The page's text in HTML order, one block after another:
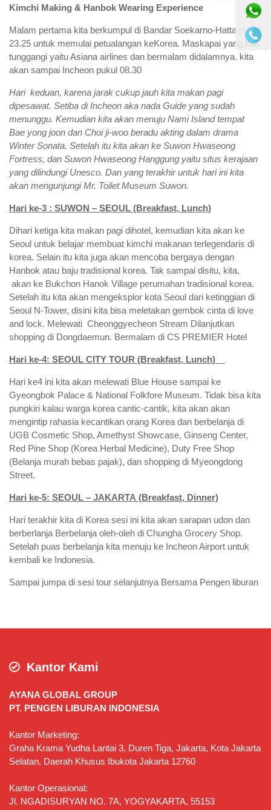
Kimchi Making & Hanbok Wearing Experience
Malam pertama kita berkumpul di Bandar Soekarno-Hatta pukul
23.25 untuk memulai petualangan keKorea. Maskapai yang kita
tunggangi yaitu Asiana airlines dan bermalam didalamnya. kita
akan sampai Incheon pukul 08.30
Hari keduan, karena jarak cukup jauh kita makan pagi
dipesawat. Setiba di Incheon aka nada Guide yang sudah
menunggu. Kemudian kita akan menuju Nami Island tempat
Bae yong joon dan Choi ji-woo beradu akting dalam drama
Winter Sonata. Setelah itu kita akan ke Suwon Hwaseong
Fortress, dan Suwon Hwaseong Hanggung yaitu situs kerajaan
yang dilindungi Unesco. Dan yang terakhir untuk hari ini kita
akan mengunjungi Mr. Toilet Museum Suwon.
Hari ke-3 : SUWON – SEOUL (Breakfast, Lunch)
Dihari ketiga kita makan pagi dihotel, kemudian kita akan ke
Seoul untuk belajar membuat kimchi makanan terlegendaris di
korea. Selain itu kita juga akan mencoba bergaya dengan
Hanbok atau baju tradisional korea. Tak sampai disitu, kita,
akan ke Bukchon Hanok Village perumahan tradisional korea.
Setelah itu kita akan mengeksplor kota Seoul dari ketinggian di
Seoul N-Tower, disini kita bisa meletakan gembok cinta di love
and lock. Melewati Cheonggyecheon Stream Dilanjutkan
shopping di Dongdaemun. Bermalam di CS PREMIER Hotel
Hari ke-4: SEOUL CITY TOUR (Breakfast, Lunch)
Hari ke4 ini kita akan melewati Blue House sampai ke
Gyeongbok Palace & National Folkfore Museum. Tidak bisa kita
pungkiri kalau warga korea cantic-cantik, kita akan akan
mengintip rahasia kecantikan orang Korea dan berbelanja di
UGB Cosmetic Shop, Amethyst Showcase, Ginseng Center,
Red Pine Shop (Korea Herbal Medicine), Duty Free Shop
(Belanja murah bebas pajak), dan shopping di Myeongdong
Street.
Hari ke-5: SEOUL – JAKARTA (Breakfast, Dinner)
Hari terakhir kita di Korea sesi ini kita akan sarapan udon dan
berberlanja Berbelanja oleh-oleh di Chungha Grocery Shop.
Setelah puas berbelanja kita menuju ke Incheon Airport untuk
kembali ke Indonesia.
Sampai jumpa di sesi tour selanjutnya Bersama Pengen liburan
Kantor Kami
AYANA GLOBAL GROUP
PT. PENGEN LIBURAN INDONESIA
Kantor Marketing:
Graha Krama Yudha Lantai 3, Duren Tiga, Jakarta, Kota Jakarta
Selatan, Daerah Khusus Ibukota Jakarta 12760
Kantor Operasional:
Jl. NGADISURYAN NO. 7A, YOGYAKARTA, 55153